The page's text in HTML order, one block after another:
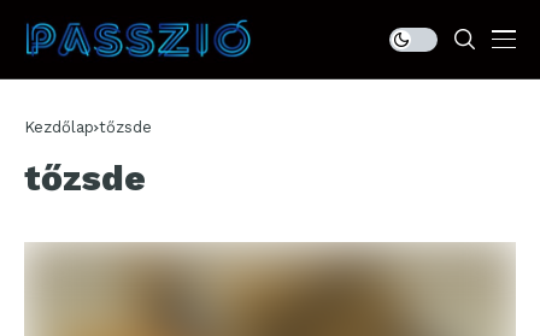
Kezdőlap tőzsde
tőzsde